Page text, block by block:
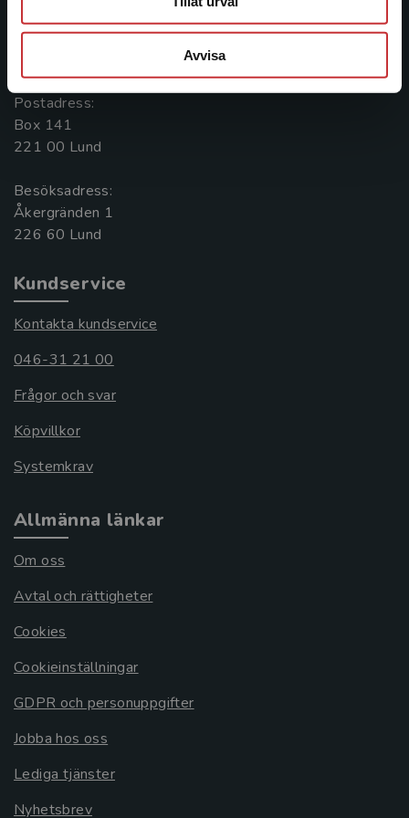
Avvisa
Kontakta oss
Postadress:
Box 141
221 00 Lund
Besöksadress:
Åkergränden 1
Kundservice
Kontakta kundservice
046-31 21 00
Frågor och svar
Köpvillkor
Systemkrav
Allmänna länkar
Om oss
Avtal och rättigheter
Cookies
Cookieinställningar
GDPR och personuppgifter
Jobba hos oss
Lediga tjänster
Nyhetsbrev